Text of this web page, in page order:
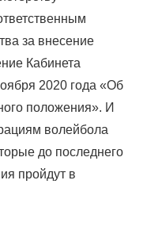
за внесение
Кабинета
2020 года «Об
положения». И
волейбола
до последнего
пройдут в